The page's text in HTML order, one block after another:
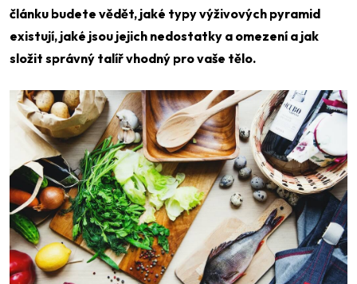
článku budete vědět, jaké typy výživových pyramid
existují, jaké jsou jejich nedostatky a omezení a jak
složit správný talíř vhodný pro vaše tělo.